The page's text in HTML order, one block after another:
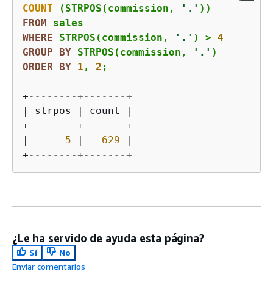
COUNT (STRPOS(commission, '.'
FROM
WHERE STRPOS(commission, '.' ) > 4
GROUP
BY STRPOS(commission, '.'
ORDER BY 1 , 2 ;
+--------+-------+
|
strpos | count
|
+--------+-------+
|
5 | 629
|
+--------+-------+
¿Le ha servido de ayuda esta página?
Sí
No
Enviar comentarios